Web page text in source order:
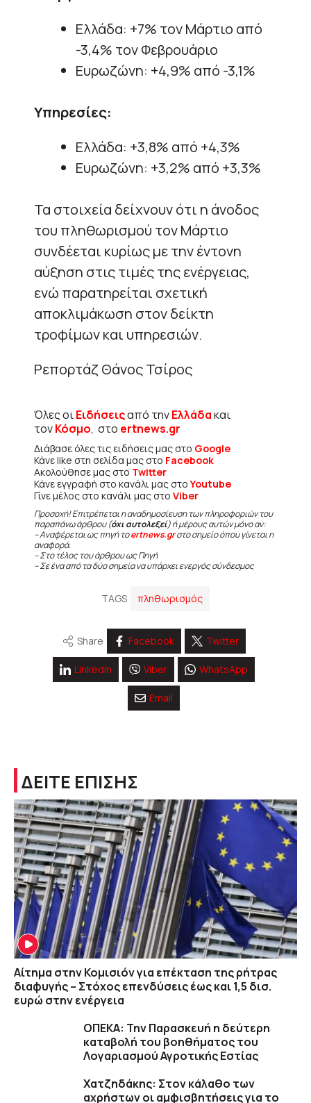
Ελλάδα: +7% τον Μάρτιο από
-3,4% τον Φεβρουάριο
Ευρωζώνη: +4,9% από -3,1%
Υπηρεσίες:
Ελλάδα: +3,8% από +4,3%
Ευρωζώνη: +3,2% από +3,3%
Τα στοιχεία δείχνουν ότι η άνοδος
του πληθωρισμού τον Μάρτιο
συνδέεται κυρίως με την έντονη
αύξηση στις τιμές της ενέργειας,
ενώ παρατηρείται σχετική
αποκλιμάκωση στον δείκτη
τροφίμων και υπηρεσιών.
Ρεπορτάζ Θάνος Τσίρος
Όλες οιΕιδήσειςαπό τηνΕλλάδακαι
τονΚόσμο, στο ertnews.gr
Διάβασε όλες τις ειδήσεις μας στο Google
Κάνε like στη σελίδα μας στο Facebook
Ακολούθησε μας στο Twitter
Κάνε εγγραφή στο κανάλι μας στοYoutube
Γίνε μέλος στο κανάλι μας στο Viber
Προσοχή! Επιτρέπεται η αναδημοσίευση των πληροφοριών του
παραπάνω άρθρου (όχι αυτολεξεί) ή μέρους αυτών μόνο αν:
– Αναφέρεται ως πηγή τοertnews.grστο σημείο όπου γίνεται η
αναφορά.
– Στο τέλος του άρθρου ως Πηγή
– Σε ένα από τα δύο σημεία να υπάρχει ενεργός σύνδεσμος
TAGS πληθωρισμός
Share Facebook Twitter
Linkedin Viber WhatsApp
Email
ΔΕΙΤΕ ΕΠΙΣΗΣ
Αίτημα στην Κομισιόν για επέκταση της ρήτρας
διαφυγής – Στόχος επενδύσεις έως και 1,5 δισ.
ευρώ στην ενέργεια
ΟΠΕΚΑ: Την Παρασκευή η δεύτερη
καταβολή του βοηθήματος του
Λογαριασμού Αγροτικής Εστίας
Χατζηδάκης: Στον κάλαθο των
αχρήστων οι αμφισβητήσεις για το